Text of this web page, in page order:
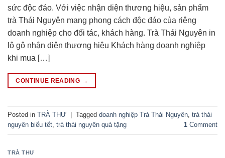
sức độc đáo. Với việc nhận diện thương hiệu, sản phẩm
trà Thái Nguyên mang phong cách độc đáo của riêng
doanh nghiệp cho đối tác, khách hàng. Trà Thái Nguyên in
lô gô nhận diện thương hiệu Khách hàng doanh nghiệp
khi mua […]
CONTINUE READING →
Posted in TRÀ THƯ Tagged doanh nghiệp Trà Thái Nguyên trà thái
nguyên biếu tết trà thái nguyên quà tặng 1 Comment
TRÀ THƯ